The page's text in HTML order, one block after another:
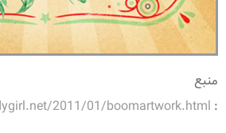
منبع
:
2011/01/boomartwork.html